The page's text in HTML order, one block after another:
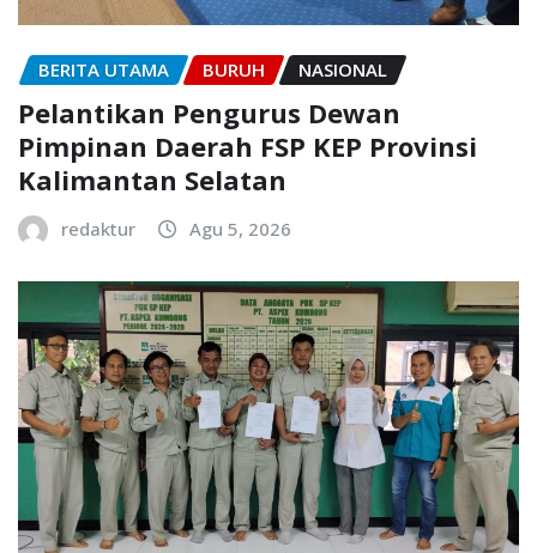
BERITA UTAMA BURUH NASIONAL
Pelantikan Pengurus Dewan
Pimpinan Daerah FSP KEP Provinsi
Kalimantan Selatan
redaktur Agu 5, 2026